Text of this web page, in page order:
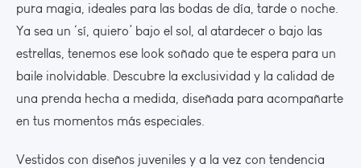
pura magia, ideales para las bodas de día, tarde o noche.
Ya sea un ‘sí, quiero’ bajo el sol, al atardecer o bajo las
estrellas, tenemos ese look soñado que te espera para un
baile inolvidable. Descubre la exclusividad y la calidad de
una prenda hecha a medida, diseñada para acompañarte
en tus momentos más especiales.
Vestidos con diseños juveniles y a la vez con tendencia